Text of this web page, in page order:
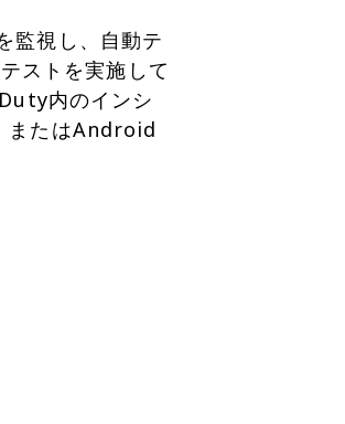
監視し、自動テ
ストを実施して
内のインシ
またはAndroid